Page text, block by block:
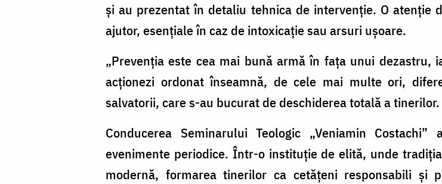
și au prezentat în detaliu tehnica de intervenție. O atenție
ajutor, esențiale în caz de intoxicație sau arsuri ușoare.
„Prevenția este cea mai bună armă în fața unui
acționezi ordonat înseamnă, de cele mai multe ori,
salvatorii, care s-au bucurat de deschiderea totală a tinerilor.
Conducerea Seminarului Teologic „Veniamin
evenimente periodice. Într-o instituție de elită, unde
modernă, formarea tinerilor ca cetățeni responsabili și